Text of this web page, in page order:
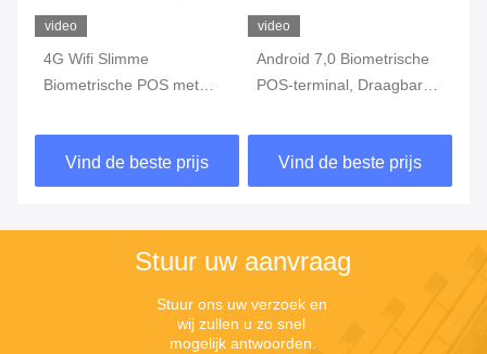
video
4G Wifi Slimme
Biometrische POS met
Screen
Vind de beste prijs
video
Android 7,0 Biometrische
POS-terminal, Draagbare
Built In Battery
Vind de beste prijs
Stuur uw aanvraag
Stuur ons uw verzoek en
wij zullen u zo snel
mogelijk antwoorden.